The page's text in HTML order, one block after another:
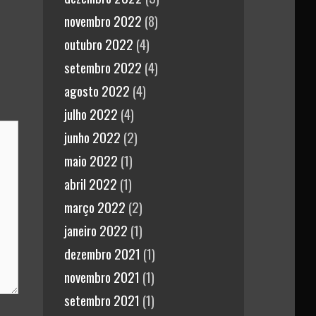
novembro 2022 (8)
outubro 2022 (4)
setembro 2022 (4)
agosto 2022 (4)
julho 2022 (4)
junho 2022 (2)
maio 2022 (1)
abril 2022 (1)
março 2022 (2)
janeiro 2022 (1)
dezembro 2021 (1)
novembro 2021 (1)
setembro 2021 (1)